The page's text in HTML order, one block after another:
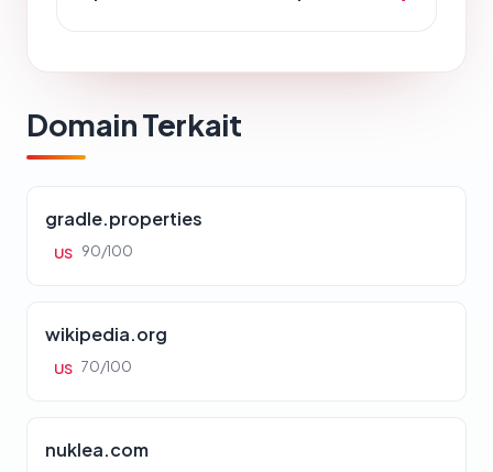
Domain Terkait
gradle.properties
US 90/100
wikipedia.org
US 70/100
nuklea.com